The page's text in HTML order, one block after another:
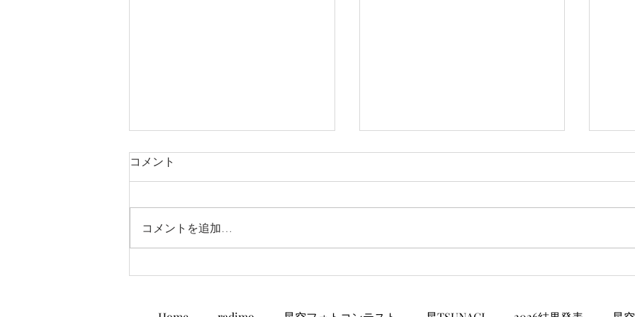
まいぷれ伊東スタート!
コメント
コメントを追加…